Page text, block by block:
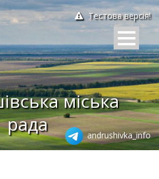
Тестова версія!
міська
рада
andrushivka_info